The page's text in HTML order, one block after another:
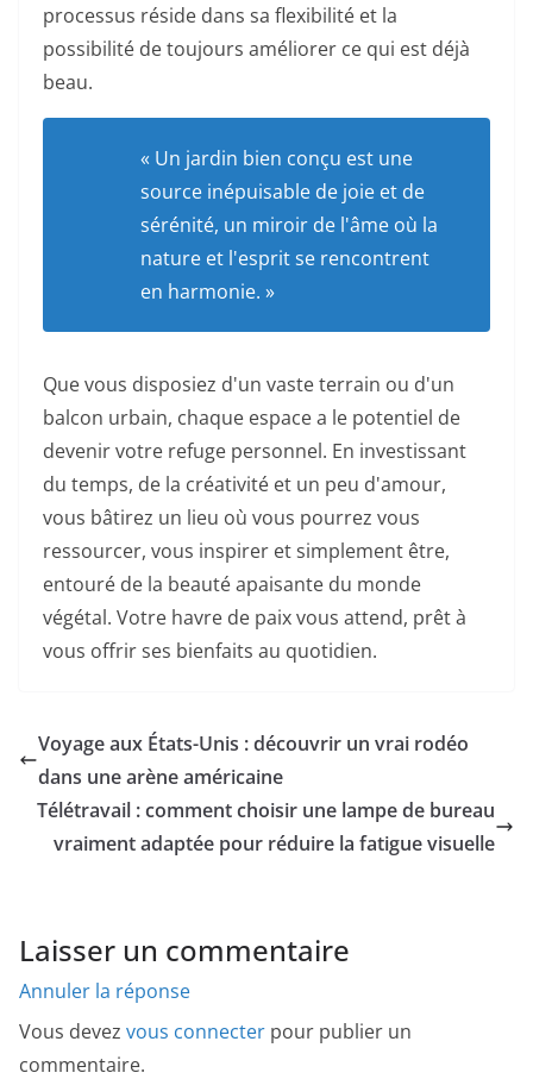
processus réside dans sa flexibilité et la
possibilité de toujours améliorer ce qui est déjà
beau.
« Un jardin bien conçu est une
source inépuisable de joie et de
sérénité, un miroir de l'âme où la
nature et l'esprit se rencontrent
en harmonie. »
Que vous disposiez d'un vaste terrain ou d'un
balcon urbain, chaque espace a le potentiel de
devenir votre refuge personnel. En investissant
du temps, de la créativité et un peu d'amour,
vous bâtirez un lieu où vous pourrez vous
ressourcer, vous inspirer et simplement être,
entouré de la beauté apaisante du monde
végétal. Votre havre de paix vous attend, prêt à
vous offrir ses bienfaits au quotidien.
Voyage aux États-Unis : découvrir un vrai rodéo
dans une arène américaine
Télétravail : comment choisir une lampe de bureau
vraiment adaptée pour réduire la fatigue visuelle
Laisser un commentaire
Annuler la réponse
Vous devez vous connecter pour publier un
commentaire.